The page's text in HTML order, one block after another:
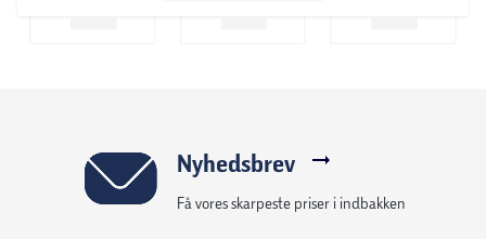
Nyhedsbrev
Få vores skarpeste priser i indbakken